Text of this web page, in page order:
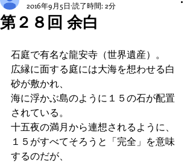
第２８回 余白
2016年9月5日 読了時間: 2分
石庭で有名な龍安寺（世界遺産）。
広縁に面する庭には大海を想わせる白
砂が敷かれ、
海に浮かぶ島のように１５の石が配置
されている。
十五夜の満月から連想されるように、
１５がすべてそろうと「完全」を意味
するのだが、